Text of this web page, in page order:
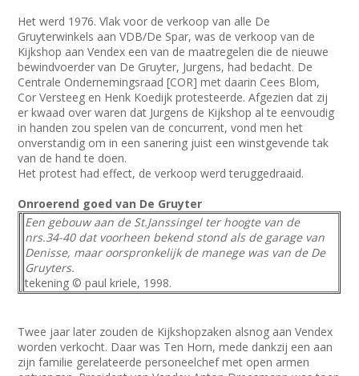
Het werd 1976. Vlak voor de verkoop van alle De
Gruyterwinkels aan VDB/De Spar, was de verkoop van de
Kijkshop aan Vendex een van de maatregelen die de nieuwe
bewindvoerder van De Gruyter, Jurgens, had bedacht. De
Centrale Ondernemingsraad [COR] met daarin Cees Blom,
Cor Versteeg en Henk Koedijk protesteerde. Afgezien dat zij
er kwaad over waren dat Jurgens de Kijkshop al te eenvoudig
in handen zou spelen van de concurrent, vond men het
onverstandig om in een sanering juist een winstgevende tak
van de hand te doen.
Het protest had effect, de verkoop werd teruggedraaid.
Onroerend goed van De Gruyter
Een gebouw aan de St.Janssingel ter hoogte van de
nrs.34-40 dat voorheen bekend stond als de garage van
Denisse, maar oorspronkelijk de manege was van de De
Gruyters.
tekening © paul kriele, 1998.
Twee jaar later zouden de Kijkshopzaken alsnog aan Vendex
worden verkocht. Daar was Ten Horn, mede dankzij een aan
zijn familie gerelateerde personeelchef met open armen